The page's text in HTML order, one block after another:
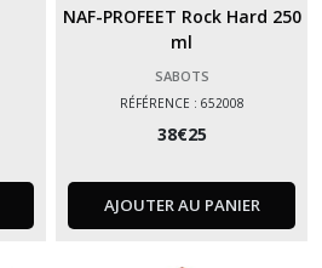
NAF-PROFEET Rock Hard 250
ml
SABOTS
RÉFÉRENCE : 652008
38€25
AJOUTER AU PANIER